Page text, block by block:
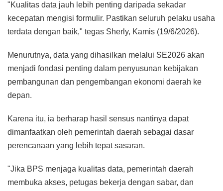
"Kualitas data jauh lebih penting daripada sekadar
kecepatan mengisi formulir. Pastikan seluruh pelaku usaha
terdata dengan baik," tegas Sherly, Kamis (19/6/2026).
Menurutnya, data yang dihasilkan melalui SE2026 akan
menjadi fondasi penting dalam penyusunan kebijakan
pembangunan dan pengembangan ekonomi daerah ke
depan.
Karena itu, ia berharap hasil sensus nantinya dapat
dimanfaatkan oleh pemerintah daerah sebagai dasar
perencanaan yang lebih tepat sasaran.
"Jika BPS menjaga kualitas data, pemerintah daerah
membuka akses, petugas bekerja dengan sabar, dan